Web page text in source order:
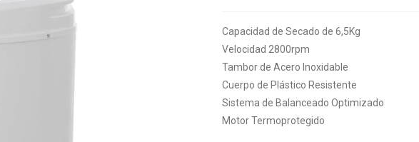
Capacidad de Secado de 6,5Kg
Velocidad 2800rpm
Tambor de Acero Inoxidable
Cuerpo de Plástico Resistente
Sistema de Balanceado Optimizado
Motor Termoprotegido